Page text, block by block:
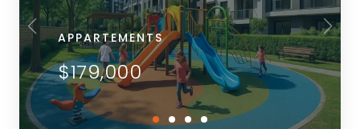
APPARTEMENTS
$179,000